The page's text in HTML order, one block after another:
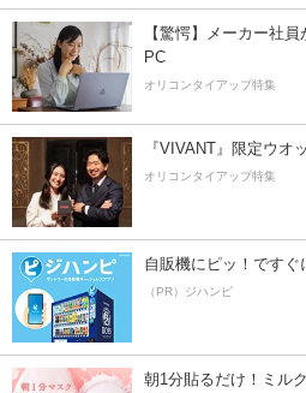
【驚愕】メーカー社
PC
オリコンタイアップ特集
『VIVANT』限定ウオ
オリコンタイアップ特集
自販機にピッ！ですぐ
（PR）ジハンピ
朝1分貼るだけ！ミル